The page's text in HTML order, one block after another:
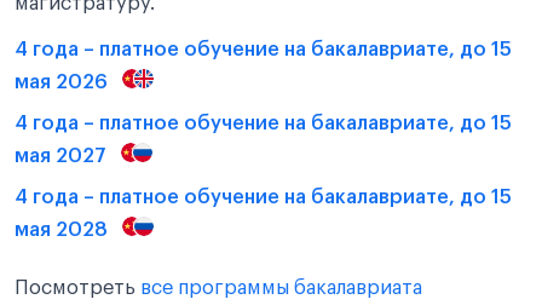
4 года – платное обучение на бакалавриате, до 15
мая 2026
4 года – платное обучение на бакалавриате, до 15
мая 2027
4 года – платное обучение на бакалавриате, до 15
мая 2028
Посмотреть все программы бакалавриата